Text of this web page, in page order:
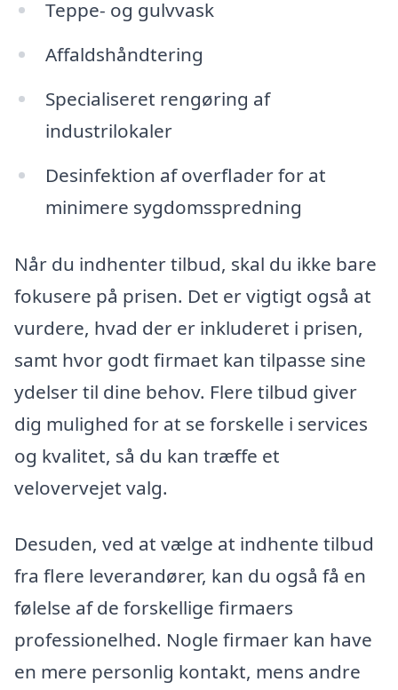
Teppe- og gulvvask
Affaldshåndtering
Specialiseret rengøring af
industrilokaler
Desinfektion af overflader for at
minimere sygdomsspredning
Når du indhenter tilbud, skal du ikke bare
fokusere på prisen. Det er vigtigt også at
vurdere, hvad der er inkluderet i prisen,
samt hvor godt firmaet kan tilpasse sine
ydelser til dine behov. Flere tilbud giver
dig mulighed for at se forskelle i services
og kvalitet, så du kan træffe et
velovervejet valg.
Desuden, ved at vælge at indhente tilbud
fra flere leverandører, kan du også få en
følelse af de forskellige firmaers
professionelhed. Nogle firmaer kan have
en mere personlig kontakt, mens andre